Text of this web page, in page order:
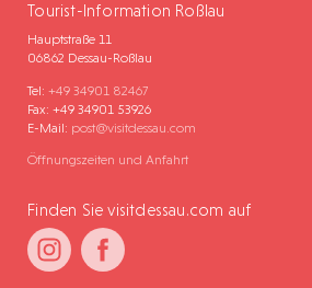
Tourist-Information Roßlau
Hauptstraße 11
06862 Dessau-Roßlau
Tel:+49 34901 82467
Fax: +49 34901 53926
E-Mail: post@visitdessau.com
Öffnungszeiten und Anfahrt
Finden Sie visitdessau.com auf